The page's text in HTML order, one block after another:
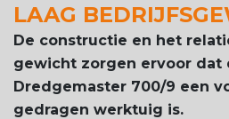
LAAG
De constructie en het
gewicht zorgen ervoor dat
Dredgemaster 700/9 een
gedragen werktuig is.